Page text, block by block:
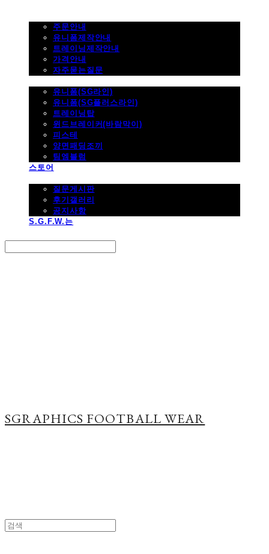
주문안내
유니폼제작안내
트레이닝제작안내
가격안내
자주묻는질문
유니폼(SG라인)
유니폼(SG플러스라인)
트레이닝탑
윈드브레이커(바람막이)
피스테
양면패딩조끼
팀엠블럼
스토어
질문게시판
후기갤러리
공지사항
S.G.F.W.는
SGRAPHICS FOOTBALL WEAR